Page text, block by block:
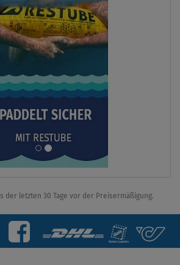
der letzten 30 Tage vor der Preisermäßigung.